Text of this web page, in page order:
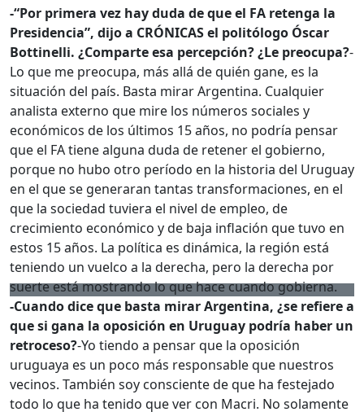
-“Por primera vez hay duda de que el FA retenga la
Presidencia”, dijo a CRÓNICAS el politólogo Óscar
Bottinelli. ¿Comparte esa percepción? ¿Le preocupa?-
Lo que me preocupa, más allá de quién gane, es la
situación del país. Basta mirar Argentina. Cualquier
analista externo que mire los números sociales y
económicos de los últimos 15 años, no podría pensar
que el FA tiene alguna duda de retener el gobierno,
porque no hubo otro período en la historia del Uruguay
en el que se generaran tantas transformaciones, en el
que la sociedad tuviera el nivel de empleo, de
crecimiento económico y de baja inflación que tuvo en
estos 15 años. La política es dinámica, la región está
teniendo un vuelco a la derecha, pero la derecha por
suerte está mostrando lo que hace cuando gobierna.
-Cuando dice que basta mirar Argentina, ¿se refiere a
que si gana la oposición en Uruguay podría haber un
retroceso?-Yo tiendo a pensar que la oposición
uruguaya es un poco más responsable que nuestros
vecinos. También soy consciente de que ha festejado
todo lo que ha tenido que ver con Macri. No solamente